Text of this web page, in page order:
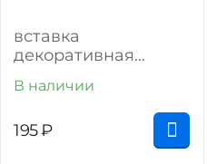
вставка
декоративная
В наличии
195₽